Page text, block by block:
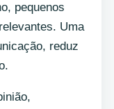
pequenos
Uma
reduz